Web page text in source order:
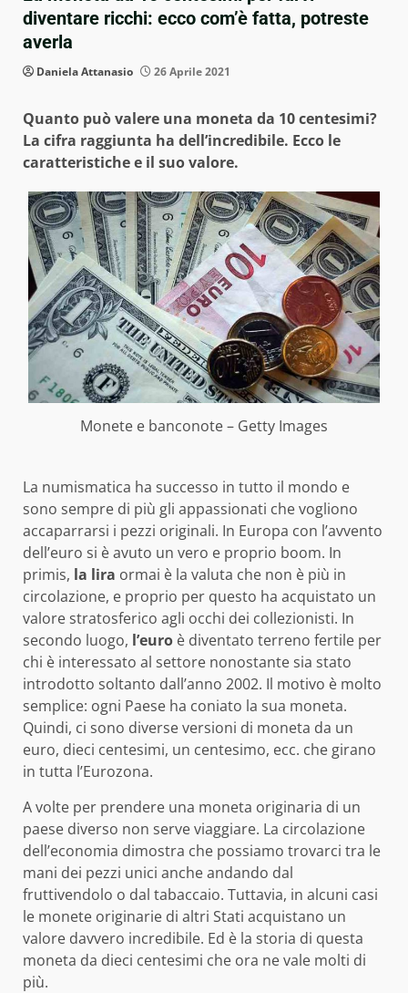
diventare ricchi: ecco com’è fatta, potreste
averla
Daniela Attanasio 26 Aprile 2021
Quanto può valere una moneta da 10 centesimi?
La cifra raggiunta ha dell’incredibile. Ecco le
caratteristiche e il suo valore.
Monete e banconote – Getty Images
La numismatica ha successo in tutto il mondo e
sono sempre di più gli appassionati che vogliono
accaparrarsi i pezzi originali. In Europa con l’avvento
dell’euro si è avuto un vero e proprio boom. In
primis, la lira ormai è la valuta che non è più in
circolazione, e proprio per questo ha acquistato un
valore stratosferico agli occhi dei collezionisti. In
secondo luogo, l’euro è diventato terreno fertile per
chi è interessato al settore nonostante sia stato
introdotto soltanto dall’anno 2002. Il motivo è molto
semplice: ogni Paese ha coniato la sua moneta.
Quindi, ci sono diverse versioni di moneta da un
euro, dieci centesimi, un centesimo, ecc. che girano
in tutta l’Eurozona.
A volte per prendere una moneta originaria di un
paese diverso non serve viaggiare. La circolazione
dell’economia dimostra che possiamo trovarci tra le
mani dei pezzi unici anche andando dal
fruttivendolo o dal tabaccaio. Tuttavia, in alcuni casi
le monete originarie di altri Stati acquistano un
valore davvero incredibile. Ed è la storia di questa
moneta da dieci centesimi che ora ne vale molti di
più.